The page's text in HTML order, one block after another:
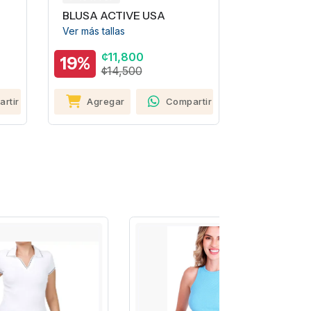
BLUSA ACTIVE USA
Ver más tallas
19%
¢11,800
¢14,500
Agregar Compartir